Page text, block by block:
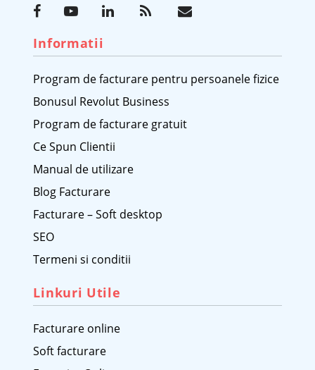
Informatii
Program de facturare pentru persoanele fizice
Bonusul Revolut Business
Program de facturare gratuit
Ce Spun Clientii
Manual de utilizare
Blog Facturare
Facturare – Soft desktop
SEO
Termeni si conditii
Linkuri Utile
Facturare online
Soft facturare